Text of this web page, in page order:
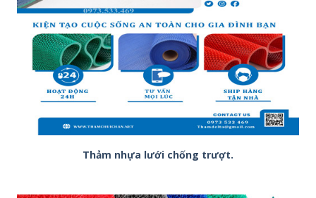
Thảm nhựa lưới chống trượt.